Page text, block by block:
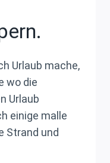
Urlaub mache,
wo die
Urlaub
einige malle
Strand und